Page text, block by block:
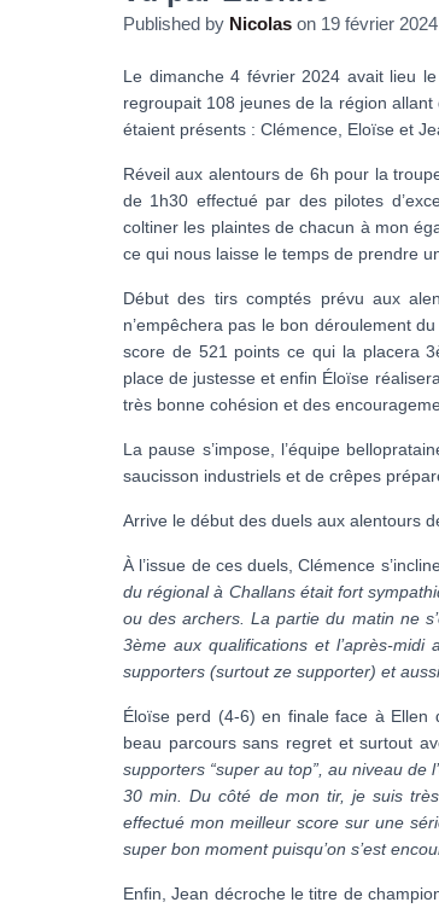
Published by Nicolas on 19 février 2024
Le dimanche 4 février 2024 avait lieu
regroupait 108 jeunes de la région
étaient présents : Clémence, Eloïse et
Réveil aux alentours de 6h pour la
de 1h30 effectué par des pilotes
coltiner les plaintes de chacun à mon
ce qui nous laisse le temps de prendre
Début des tirs comptés prévu aux
n’empêchera pas le bon déroulement
score de 521 points ce qui la placera
place de justesse et enfin Éloïse
très bonne cohésion et des
La pause s’impose, l’équipe
saucisson industriels et de crêpes
Arrive le début des duels aux alentours
À l’issue de ces duels, Clémence
du régional à Challans était fort
ou des archers. La partie du matin ne
3ème aux qualifications et l’après-
supporters (surtout ze supporter) et
Éloïse perd (4-6) en finale face à Ellen
beau parcours sans regret et surtout
supporters “super au top”, au niveau
30 min. Du côté de mon tir, je suis
effectué mon meilleur score sur une
super bon moment puisqu’on s’est
Enfin, Jean décroche le titre de